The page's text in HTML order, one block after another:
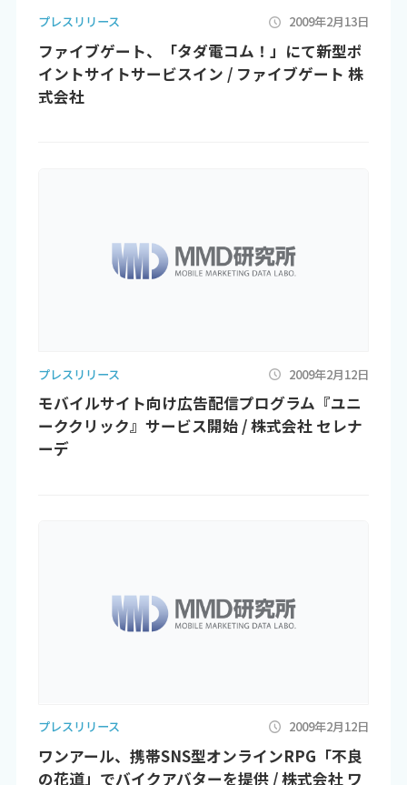
プレスリリース 2009年2月13日
ファイブゲート、「タダ電コム！」にて新型ポ
イントサイトサービスイン / ファイブゲート 株
式会社
プレスリリース 2009年2月12日
モバイルサイト向け広告配信プログラム『ユニ
ーククリック』サービス開始 / 株式会社 セレナ
ーデ
プレスリリース 2009年2月12日
ワンアール、携帯SNS型オンラインRPG「不良
の花道」でバイクアバターを提供 / 株式会社 ワ